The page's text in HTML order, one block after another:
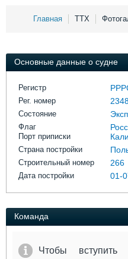
Выставки и семинары
Личности
Словарь
Главная ТТХ
Основные данные о судне
Регистр
Рег. номер
Состояние
Флаг
Порт приписки
Страна постройки
Строительный номер 266
Дата постройки 01-
Команда
Чтобы вступить